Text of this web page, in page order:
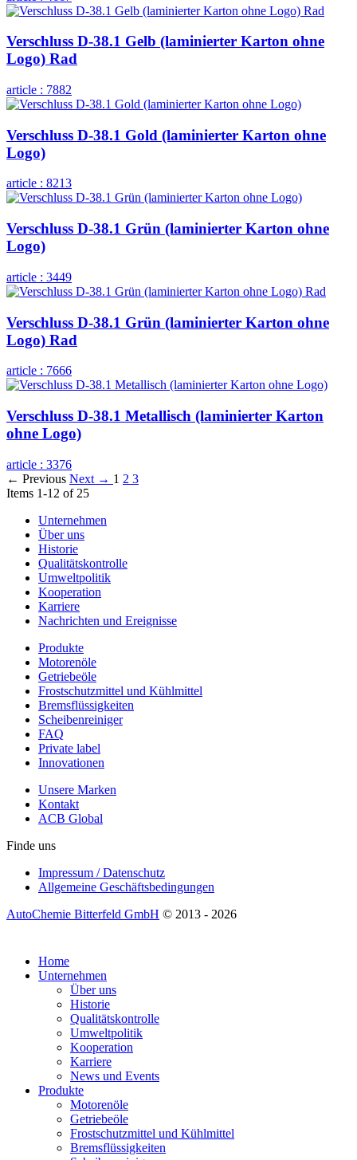
Verschluss D-38.1 Gelb (laminierter Karton ohne
Logo) Rad
article : 7882
Verschluss D-38.1 Gold (laminierter Karton ohne
Logo)
article : 8213
Verschluss D-38.1 Grün (laminierter Karton ohne
Logo)
article : 3449
Verschluss D-38.1 Grün (laminierter Karton ohne
Logo) Rad
article : 7666
Verschluss D-38.1 Metallisch (laminierter Karton
ohne Logo)
article : 3376
← Previous Next → 1 2 3
Items 1-12 of 25
Unternehmen
Über uns
Historie
Qualitätskontrolle
Umweltpolitik
Kooperation
Karriere
Nachrichten und Ereignisse
Produkte
Motorenöle
Getriebeöle
Frostschutzmittel und Kühlmittel
Bremsflüssigkeiten
Scheibenreiniger
FAQ
Private label
Innovationen
Unsere Marken
Kontakt
ACB Global
Finde uns
Impressum / Datenschutz
Allgemeine Geschäftsbedingungen
AutoChemie Bitterfeld GmbH © 2013 - 2026
Home
Unternehmen
Über uns
Historie
Qualitätskontrolle
Umweltpolitik
Kooperation
Karriere
News und Events
Produkte
Motorenöle
Getriebeöle
Frostschutzmittel und Kühlmittel
Bremsflüssigkeiten